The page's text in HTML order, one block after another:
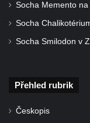
Socha Memento
Socha
Socha Smilodon v
Přehled rubrik
Českopis